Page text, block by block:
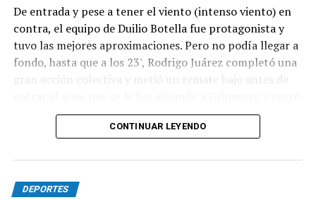
La sanción cambió el desarrollo de la final: cuando
Ciarrocchi ingresó a cumplirla, Ponce de León heredó la
punta, con Vivian segundo y Morillo tercero. En los
minutos finales, Vivian recuperó terreno y arribó a la
última vuelta prácticamente pegado al vehículo del
En una definición ajustada, Ponce de León aguantó la
presión en los metros finales y cruzó primero la bandera
a cuadros, adjudicándose la sexta final del año.
De entrada y pese a tener el viento (intenso viento) en
contra, el equipo de Duilio Botella fue protagonista y
tuvo las mejores aproximaciones. Pero no podía llegar a
fondo, hasta que a los 23', Rodrigo Juárez completó una
gran acción colectiva y metió un remate bajo antes de
contra la base del caño izquierdo.
no se acercaba al área de Pedro Fernández y, parecía,
que si el local acertaba en alguna contra podía lastimar.
Sin embargo, lo único que pasó fue un remate de Rivero
CONTINUAR LEYENDO
DEPORTES